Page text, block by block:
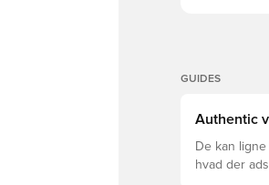
GUIDES
Authentic
De kan
hvad der